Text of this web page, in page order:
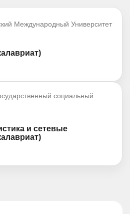
Международный Университет
социальный
и сетевые